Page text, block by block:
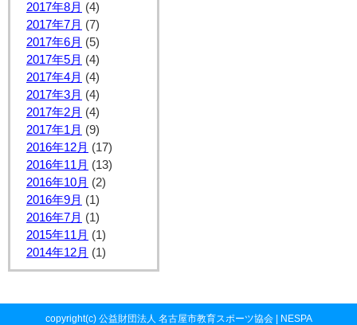
2017年8月 (4)
2017年7月 (7)
2017年6月 (5)
2017年5月 (4)
2017年4月 (4)
2017年3月 (4)
2017年2月 (4)
2017年1月 (9)
2016年12月 (17)
2016年11月 (13)
2016年10月 (2)
2016年9月 (1)
2016年7月 (1)
2015年11月 (1)
2014年12月 (1)
copyright(c) 公益財団法人 名古屋市教育スポーツ協会 | NESPA